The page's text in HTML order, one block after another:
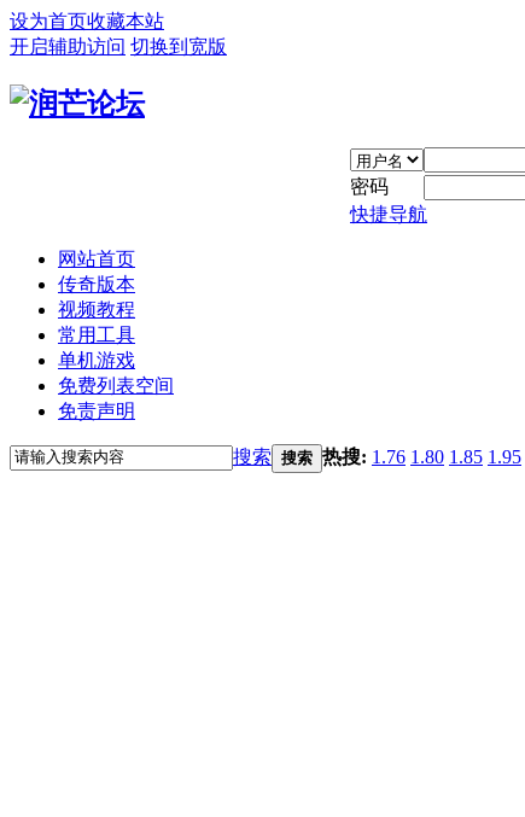
设为首页收藏本站
开启辅助访问 切换到宽版
密码
快捷导航
网站首页
传奇版本
视频教程
常用工具
单机游戏
免费列表空间
免责声明
搜索 搜索 热搜: 1.76 1.80 1.85 1.95